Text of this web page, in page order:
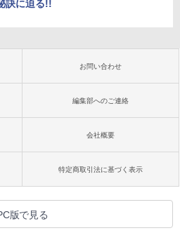
訣に迫る!!
お問い合わせ
編集部へのご連絡
会社概要
特定商取引法に基づく表示
版で見る